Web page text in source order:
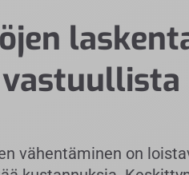
vähentäminen on